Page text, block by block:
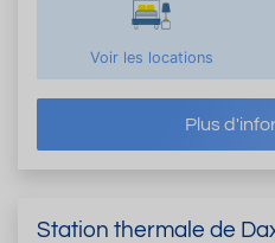
Voir les locations
Plus
Station thermale de